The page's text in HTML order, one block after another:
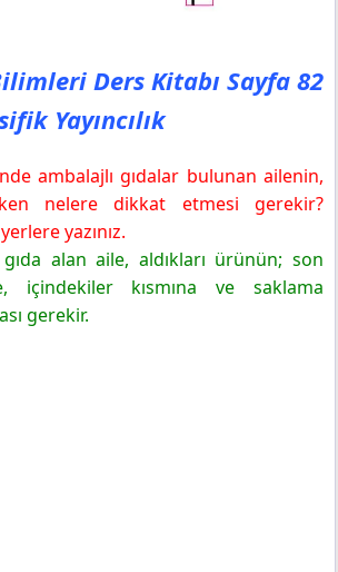
Ders Kitabı Sayfa 82
Yayıncılık
ambalajlı gıdalar bulunan ailenin,
nelere dikkat etmesi gerekir?
yazınız.
gıda alan aile, aldıkları ürünün; son
içindekiler kısmına ve saklama
gerekir.